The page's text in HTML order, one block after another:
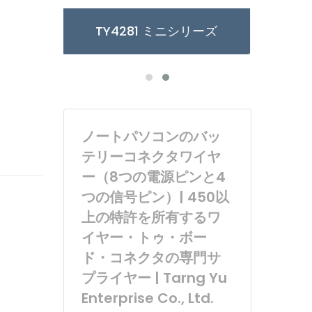
TY3085/6 マイクロシリーズ
ノートパソコンのバッ
テリーコネクタワイヤ
ー（8つの電源ピンと4
つの信号ピン）| 450以
上の特許を所有するワ
イヤー・トゥ・ボー
ド・コネクタの専門サ
プライヤー | Tarng Yu
Enterprise Co., Ltd.